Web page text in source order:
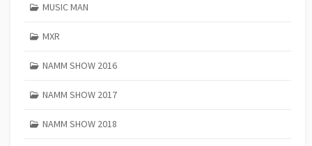
MUSIC MAN
MXR
NAMM SHOW 2016
NAMM SHOW 2017
NAMM SHOW 2018